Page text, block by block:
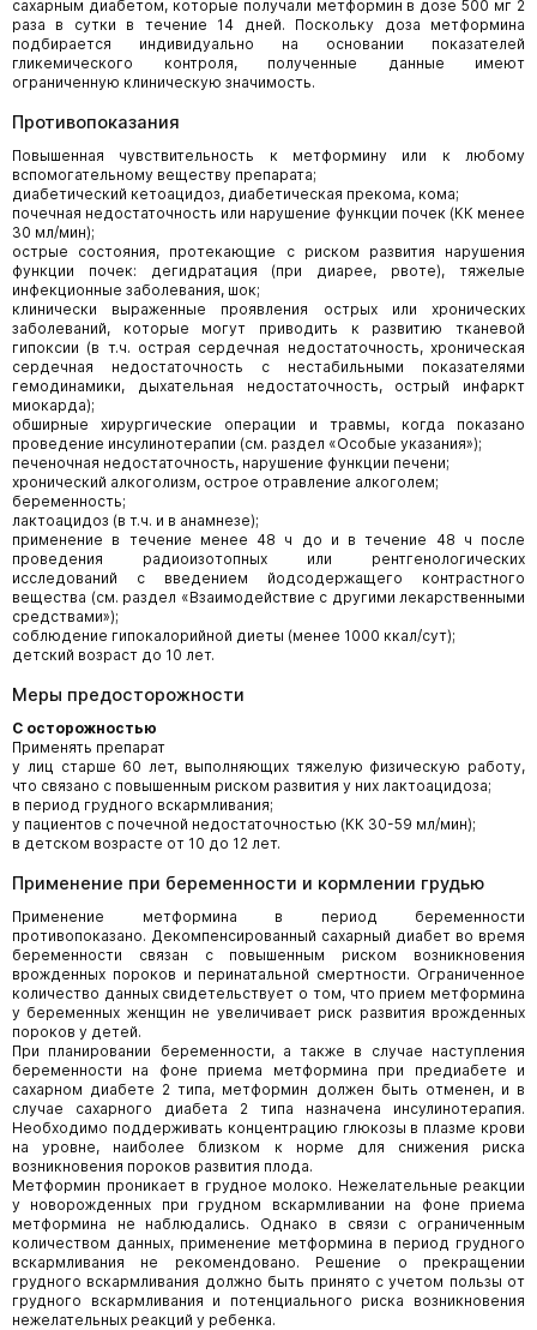
сахарным диабетом, которые получали метформин в дозе 500 мг 2
раза в сутки в течение 14 дней. Поскольку доза метформина
подбирается индивидуально на основании показателей
гликемического контроля, полученные данные имеют
ограниченную клиническую значимость.
Противопоказания
Повышенная чувствительность к метформину или к любому
вспомогательному веществу препарата;
диабетический кетоацидоз, диабетическая прекома, кома;
почечная недостаточность или нарушение функции почек (КК менее
30 мл/мин);
острые состояния, протекающие с риском развития нарушения
функции почек: дегидратация (при диарее, рвоте), тяжелые
инфекционные заболевания, шок;
клинически выраженные проявления острых или хронических
заболеваний, которые могут приводить к развитию тканевой
гипоксии (в т.ч. острая сердечная недостаточность, хроническая
сердечная недостаточность с нестабильными показателями
гемодинамики, дыхательная недостаточность, острый инфаркт
миокарда);
обширные хирургические операции и травмы, когда показано
проведение инсулинотерапии (см. раздел «Особые указания»);
печеночная недостаточность, нарушение функции печени;
хронический алкоголизм, острое отравление алкоголем;
беременность;
лактоацидоз (в т.ч. и в анамнезе);
применение в течение менее 48 ч до и в течение 48 ч после
проведения радиоизотопных или рентгенологических
исследований с введением йодсодержащего контрастного
вещества (см. раздел «Взаимодействие с другими лекарственными
средствами»);
соблюдение гипокалорийной диеты (менее 1000 ккал/сут);
детский возраст до 10 лет.
Меры предосторожности
С осторожностью
Применять препарат
у лиц старше 60 лет, выполняющих тяжелую физическую работу,
что связано с повышенным риском развития у них лактоацидоза;
в период грудного вскармливания;
у пациентов с почечной недостаточностью (КК 30-59 мл/мин);
в детском возрасте от 10 до 12 лет.
Применение при беременности и кормлении грудью
Применение метформина в период беременности
противопоказано. Декомпенсированный сахарный диабет во время
беременности связан с повышенным риском возникновения
врожденных пороков и перинатальной смертности. Ограниченное
количество данных свидетельствует о том, что прием метформина
у беременных женщин не увеличивает риск развития врожденных
пороков у детей.
При планировании беременности, а также в случае наступления
беременности на фоне приема метформина при предиабете и
сахарном диабете 2 типа, метформин должен быть отменен, и в
случае сахарного диабета 2 типа назначена инсулинотерапия.
Необходимо поддерживать концентрацию глюкозы в плазме крови
на уровне, наиболее близком к норме для снижения риска
возникновения пороков развития плода.
Метформин проникает в грудное молоко. Нежелательные реакции
у новорожденных при грудном вскармливании на фоне приема
метформина не наблюдались. Однако в связи с ограниченным
количеством данных, применение метформина в период грудного
вскармливания не рекомендовано. Решение о прекращении
грудного вскармливания должно быть принято с учетом пользы от
грудного вскармливания и потенциального риска возникновения
нежелательных реакций у ребенка.